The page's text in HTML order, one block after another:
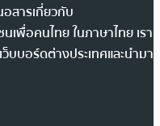
สารเกี่ยวกับ
เพื่อคนไทย ในภาษาไทย เรา
บบอร์ดต่างประเทศและนำมา